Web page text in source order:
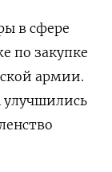
в сфере
по закупке
армии.